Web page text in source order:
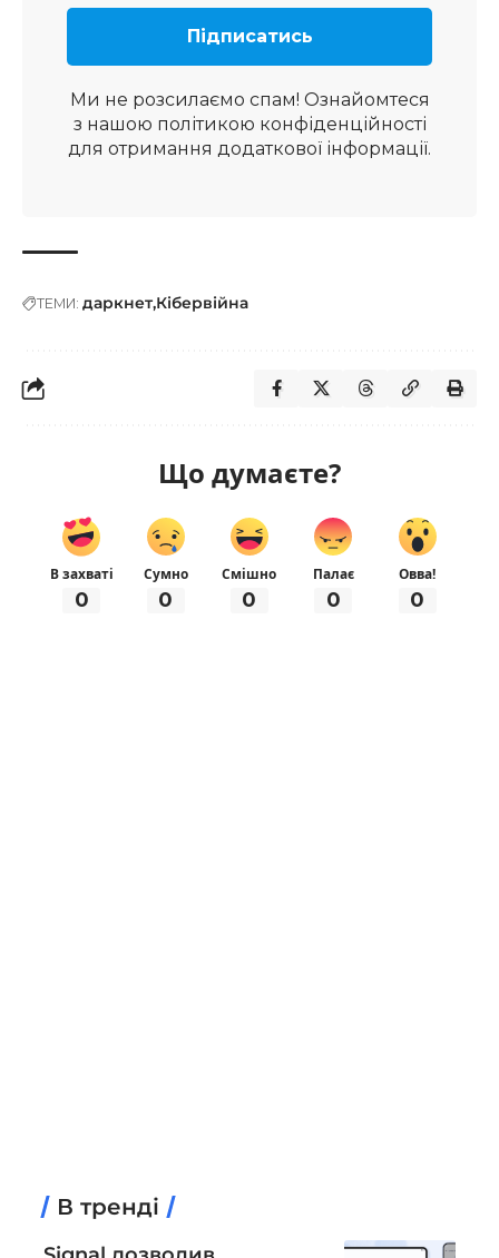
Ми не розсилаємо спам! Ознайомтеся
з нашою політикою конфіденційності
для отримання додаткової інформації.
ТЕМИ: даркнет Кібервійна
Що думаєте?
В захваті
0
Сумно
0
Смішно
0
Палає
0
Овва!
0
В тренді